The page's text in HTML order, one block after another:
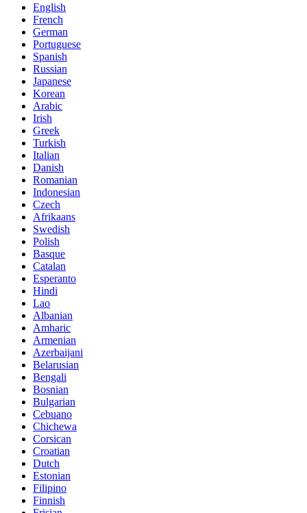
English
French
German
Portuguese
Spanish
Russian
Japanese
Korean
Arabic
Irish
Greek
Turkish
Italian
Danish
Romanian
Indonesian
Czech
Afrikaans
Swedish
Polish
Basque
Catalan
Esperanto
Hindi
Lao
Albanian
Amharic
Armenian
Azerbaijani
Belarusian
Bengali
Bosnian
Bulgarian
Cebuano
Chichewa
Corsican
Croatian
Dutch
Estonian
Filipino
Finnish